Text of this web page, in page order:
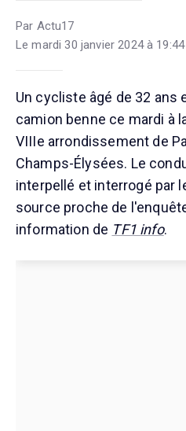
Par Actu17
Le mardi 30 janvier 2024 à 19:44
Un cycliste âgé de 32 ans
camion benne ce mardi à
VIIIe arrondissement de
Champs-Élysées. Le
interpellé et interrogé par
source proche de
information de TF1 info.